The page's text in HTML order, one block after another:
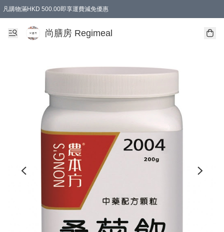
凡購物滿HKD 500.00即享運費減免優惠
尚膳房 Regimeal